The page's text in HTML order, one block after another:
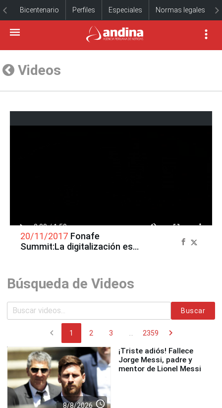
Bicentenario Perfiles Especiales Normas legales
Videos
20/11/2017 Fonafe
Summit:La digitalización es
Búsqueda de Videos
Buscar
chevron_left 1 2 3 2359 chevron_right
8/8/2026 access_time
¡Triste adiós! Fallece
Jorge Messi, padre y
mentor de Lionel Messi